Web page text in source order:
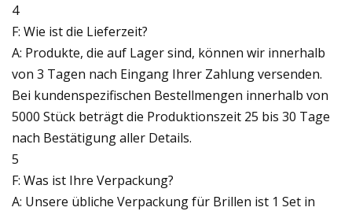
4
F: Wie ist die Lieferzeit?
A: Produkte, die auf Lager sind, können wir innerhalb
von 3 Tagen nach Eingang Ihrer Zahlung versenden.
Bei kundenspezifischen Bestellmengen innerhalb von
5000 Stück beträgt die Produktionszeit 25 bis 30 Tage
nach Bestätigung aller Details.
5
F: Was ist Ihre Verpackung?
A: Unsere übliche Verpackung für Brillen ist 1 Set in